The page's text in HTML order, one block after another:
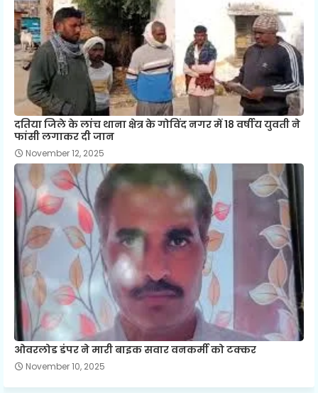
दतिया जिले के लांच थाना क्षेत्र के गोविंद नगर में 18 वर्षीय युवती ने
फांसी लगाकर दी जान
November 12, 2025
ओवरलोड डंपर ने मारी बाइक सवार वनकर्मी को टक्कर
November 10, 2025